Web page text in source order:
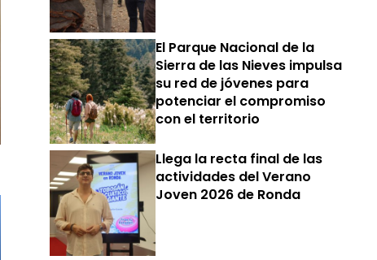
El Parque Nacional de la
Sierra de las Nieves impulsa
su red de jóvenes para
potenciar el compromiso
con el territorio
Llega la recta final de las
actividades del Verano
Joven 2026 de Ronda